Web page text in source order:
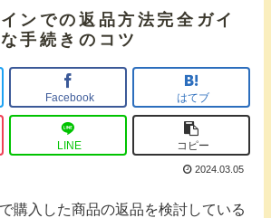
ンでの返品方法完全ガイ
手続きのコツ
Facebook はてブ
LINE コピー
2024.03.05
購入した商品の返品を検討している